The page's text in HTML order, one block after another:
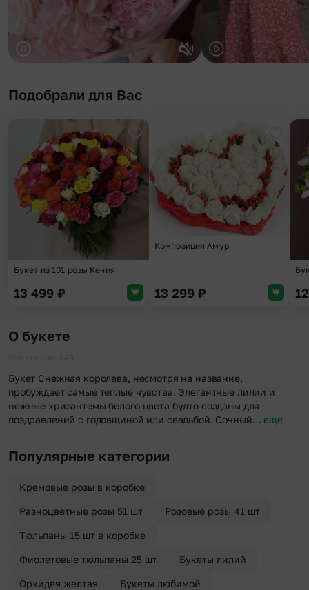
Подобрали для Вас
Добавить в избранное
Букет из 101 розы Кения
13 499 ₽
Композиция Амур
13 299 ₽
О букете
Букет Снежная королева, несмотря на название,
пробуждает самые теплые чувства. Элегантные лилии и
нежные хризантемы белого цвета будто созданы для
поздравлений с годовщиной или свадьбой. Сочный… еще
Популярные категории
Кремовые розы в коробке
Разноцветные розы 51 шт Розовые розы 41 шт
Тюльпаны 15 шт в коробке
Фиолетовые тюльпаны 25 шт Букеты лилий
Орхидея желтая Букеты любимой